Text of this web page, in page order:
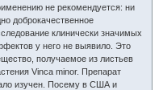
не рекомендуется: ни
доброкачественное
клинически значимых
у него не выявило. Это
получаемое из листьев
Vinca minor. Препарат
изучен. Посему в США и